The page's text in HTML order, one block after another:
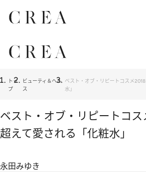
トッ
プ
ビューティ＆ヘル
ス
ベスト・オブ・リピートコスメ
水」
ベスト・オブ・リピートコ
超えて愛される「化粧水」
永田みゆき